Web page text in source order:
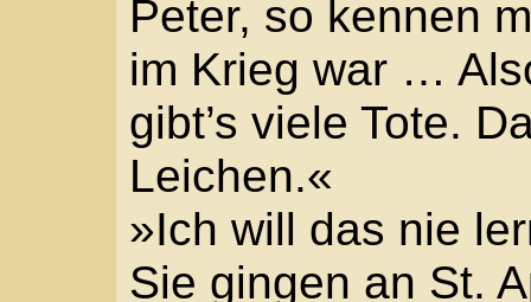
Seite an. »Du hast
ich will mal nicht so
was von mir lernen:
ersetzte den
Soldat lernen muss,
Sobald es knallt oder